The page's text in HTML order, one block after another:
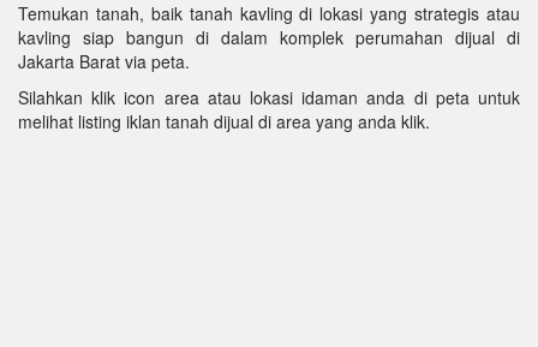
Temukan tanah, baik tanah kavling di lokasi yang strategis atau
kavling siap bangun di dalam komplek perumahan dijual di
Jakarta Barat via peta.
Silahkan klik icon area atau lokasi idaman anda di peta untuk
melihat listing iklan tanah dijual di area yang anda klik.